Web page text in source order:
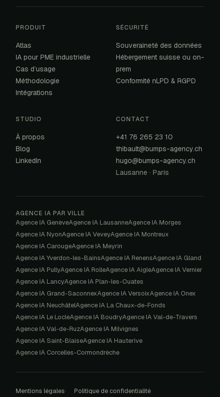
PRODUIT
Atlas
IA pour PME industrielle
Cas d’usage
Méthodologie
Intégrations
SÉCURITÉ
Souveraineté des données
Hébergement suisse ou on-
prem
Conformité nLPD & RGPD
STUDIO
À propos
Blog
LinkedIn
CONTACT
+41 76 265 23 10
thibault@bumps-agency.ch
hugo@bumps-agency.ch
Lausanne · Paris
AGENCE IA PAR VILLE
Agence IA GenèveAgence IA LausanneAgence IA Morges
Agence IA NyonAgence IAVeveyAgence IA Montreux
Agence IA CarougeAgence IA Meyrin
Agence IAYverdon-les-BainsAgence IA RenensAgence IA Gland
Agence IA PullyAgence IA RolleAgence IAAigleAgence IAVernier
Agence IA LancyAgence IA Plan-les-Ouates
Agence IA Grand-SaconnexAgence IAVersoixAgence IA Onex
Agence IA NeuchâtelAgence IA La Chaux-de-Fonds
Agence IA Le LocleAgence IA BoudryAgence IAVal-de-Travers
Agence IAVal-de-RuzAgence IA Milvignes
Agence IASaint-BlaiseAgence IA Hauterive
Agence IA Corcelles-Cormondrèche
Mentions légales
Politique de confidentialité